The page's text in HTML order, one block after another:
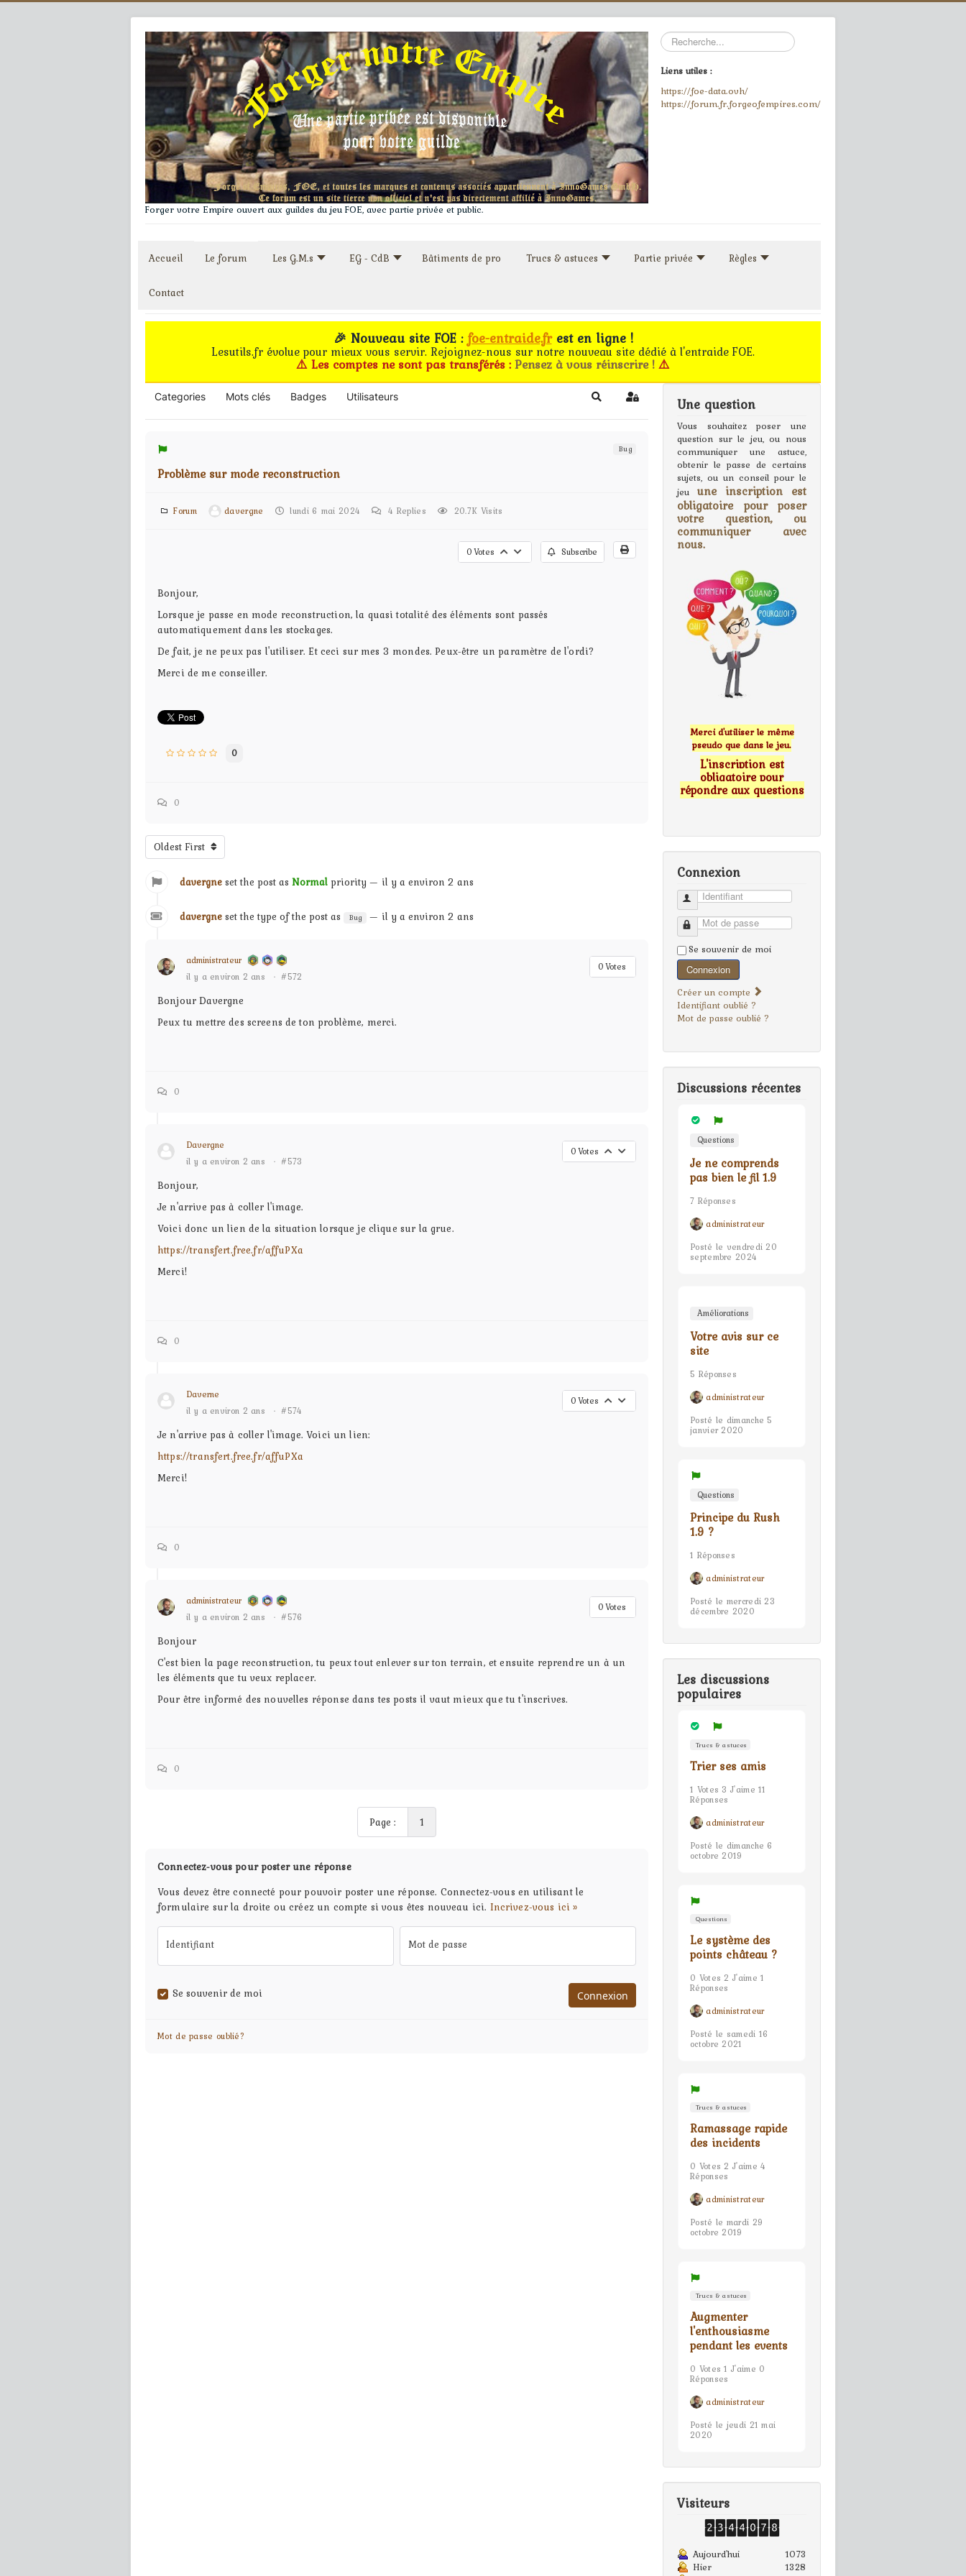
Forger votre Empire ouvert aux guildes du jeu FOE, avec partie privée et public.
Rechercher
Liens utiles :
https://foe-data.ovh/
https://forum.fr.forgeofempires.com/
Accueil Le forum Les G.M.s EG - CdB Bâtiments de pro Trucs & astuces Partie privée Règles
Contact
🎉 Nouveau site FOE :foe-entraide.frest en ligne !
Lesutils.fr évolue pour mieux vous servir. Rejoignez-nous sur notre nouveau site dédié à l'entraide FOE.
⚠️ Les comptes ne sont pas transférés :Pensez à vous réinscrire !⚠️
Categories Mots clés Badges Utilisateurs Search Sign In
Bug
Problème sur mode reconstruction
Forum davergne lundi 6 mai 2024 4 Replies 20.7K Visits
0Votes Subscribe
Bonjour,
Lorsque je passe en mode reconstruction, la quasi totalité des éléments sont passés
automatiquement dans les stockages.
De fait, je ne peux pas l'utiliser. Et ceci sur mes 3 mondes. Peux-être un paramètre de l'ordi?
Merci de me conseiller.
0
0
Oldest First
davergne set the post as Normal priority — il y a environ 2 ans
davergne set the type of the post as Bug — il y a environ 2 ans
administrateur
il y a environ 2 ans
· #572
0Votes
Bonjour Davergne
Peux tu mettre des screens de ton problème, merci.
0
Davergne
il y a environ 2 ans
· #573
0Votes
Bonjour,
Je n'arrive pas à coller l'image.
Voici donc un lien de la situation lorsque je clique sur la grue.
https://transfert.free.fr/affuPXa
Merci!
0
Daverne
il y a environ 2 ans
· #574
0Votes
Je n'arrive pas à coller l'image. Voici un lien:
https://transfert.free.fr/affuPXa
Merci!
0
administrateur
il y a environ 2 ans
· #576
0Votes
Bonjour
C'est bien la page reconstruction, tu peux tout enlever sur ton terrain, et ensuite reprendre un à un
les éléments que tu veux replacer.
Pour être informé des nouvelles réponse dans tes posts il vaut mieux que tu t'inscrives.
0
Page : 1
Connectez-vous pour poster une réponse
Vous devez être connecté pour pouvoir poster une réponse. Connectez-vous en utilisant le
formulaire sur la droite ou créez un compte si vous êtes nouveau ici. Incrivez-vous ici »
Identifiant Mot de passe
Se souvenir de moi
Mot de passe oublié?
Une question
Vous souhaitez poser une
question sur le jeu, ou nous
communiquer une astuce,
obtenir le passe de certains
sujets, ou un conseil pour le
jeu une inscription est
obligatoire pour poser
votre question, ou
communiquer avec
nous.
Merci d'utiliser le même
pseudo que dans le jeu.
L'inscription est
obligatoire pour
répondre aux questions
Connexion
Identifiant
Mot de passe
Se souvenir de moi
Connexion
Créer un compte
Identifiant oublié ?
Mot de passe oublié ?
Discussions récentes
Questions
Je ne comprends
pas bien le fil 1.9
7 Réponses
administrateur
Posté le vendredi 20
septembre 2024
Améliorations
Votre avis sur ce
site
5 Réponses
administrateur
Posté le dimanche 5
janvier 2020
Questions
Principe du Rush
1.9 ?
1 Réponses
administrateur
Posté le mercredi 23
décembre 2020
Les discussions
populaires
Trucs & astuces
Trier ses amis
1 Votes 3 J'aime 11
Réponses
administrateur
Posté le dimanche 6
octobre 2019
Questions
Le système des
points château ?
0 Votes 2 J'aime 1
Réponses
administrateur
Posté le samedi 16
octobre 2021
Trucs & astuces
Ramassage rapide
des incidents
0 Votes 2 J'aime 4
Réponses
administrateur
Posté le mardi 29
octobre 2019
Trucs & astuces
Augmenter
l'enthousiasme
pendant les events
0 Votes 1 J'aime 0
Réponses
administrateur
Posté le jeudi 21 mai
2020
Visiteurs
Aujourd'hui
1073
Hier
1328